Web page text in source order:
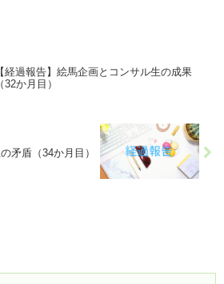
【経過報告】絵馬企画とコンサル生の成果
（32か月目）
矛盾（34か月目）